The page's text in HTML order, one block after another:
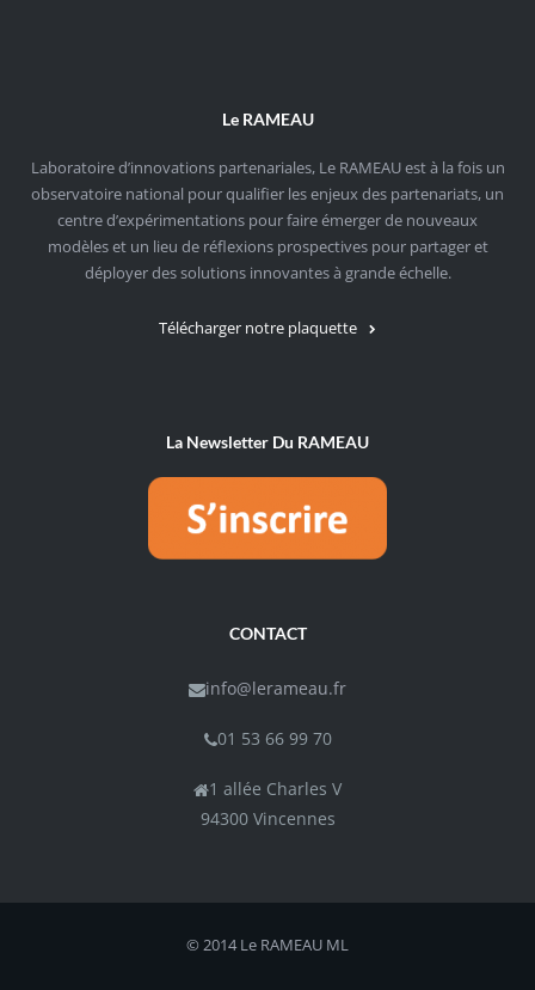
Le RAMEAU
Laboratoire d’innovations partenariales, Le RAMEAU est à la fois un
observatoire national pour qualifier les enjeux des partenariats, un
centre d’expérimentations pour faire émerger de nouveaux
modèles et un lieu de réflexions prospectives pour partager et
déployer des solutions innovantes à grande échelle.
Télécharger notre plaquette
La Newsletter Du RAMEAU
CONTACT
info@lerameau.fr
01 53 66 99 70
1 allée Charles V
94300 Vincennes
© 2014 Le RAMEAU ML